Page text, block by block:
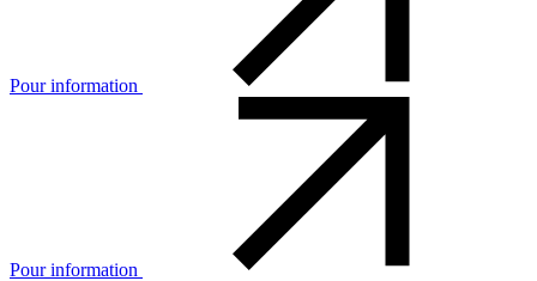
Pour information
Pour information